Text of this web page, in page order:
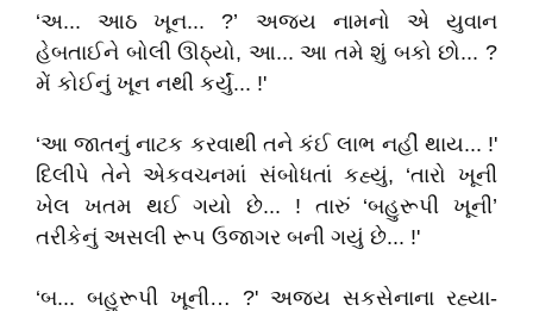
‘અ... આઠ ખૂન... ?’ અજય નામનો એ યુવાન
હેબતાઈને બોલી ઊઠ્યો, આ... આ તમે શું બકો છો... ?
મેં કોઈનું ખૂન નથી કર્યું... !'
‘આ જાતનું નાટક કરવાથી તને કંઈ લાભ નહીં થાય... !'
દિલીપે તેને એકવચનમાં સંબોધતાં કહ્યું, ‘તારો ખૂની
ખેલ ખતમ થઈ ગયો છે... ! તારું ‘બહુરૂપી ખૂની’
તરીકેનું અસલી રૂપ ઉજાગર બની ગયું છે... !'
‘બ... બહુરૂપી ખૂની… ?' અજય સકસેનાના રહ્યા-